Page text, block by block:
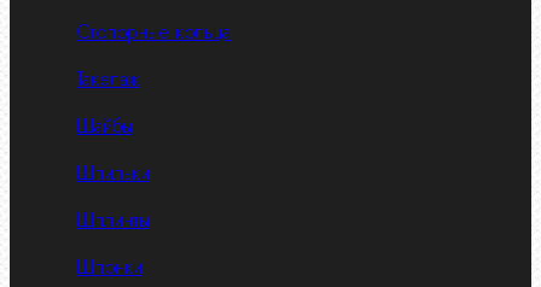
Стопорные кольца
Такелаж
Шайбы
Шпильки
Шплинты
Шпонки